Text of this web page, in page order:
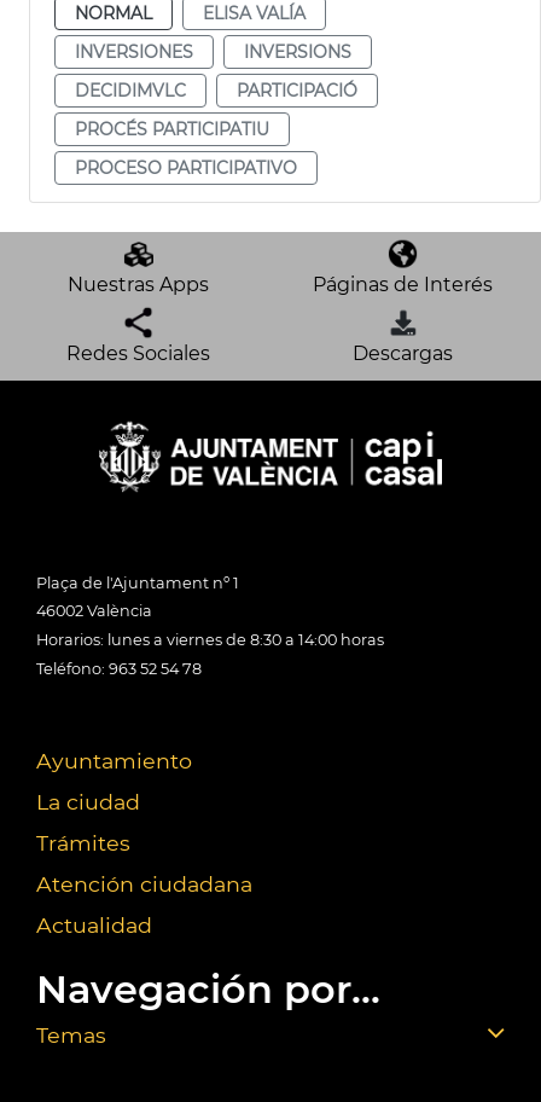
NORMAL
ELISA VALÍA
INVERSIONES
INVERSIONS
DECIDIMVLC
PARTICIPACIÓ
PROCÉS PARTICIPATIU
PROCESO PARTICIPATIVO
Nuestras Apps Páginas de Interés
Redes Sociales Descargas
Plaça de l'Ajuntament nº 1
46002 València
Horarios: lunes a viernes de 8:30 a 14:00 horas
Teléfono: 963 52 54 78
Ayuntamiento
La ciudad
Trámites
Atención ciudadana
Actualidad
Navegación por...
Temas